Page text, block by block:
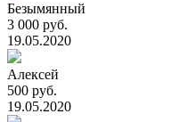
Безымянный
3 000 руб.
19.05.2020
Алексей
500 руб.
19.05.2020